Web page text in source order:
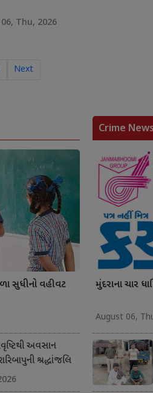
Thu, 2026
Next
સુધીનો વહીવટ
અવસાન
શ્રદ્ધાંજલિ
Crime News
મુંદરાના ચાર
August 06,